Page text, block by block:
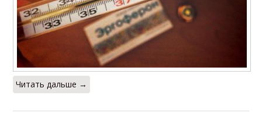
Читать дальше →